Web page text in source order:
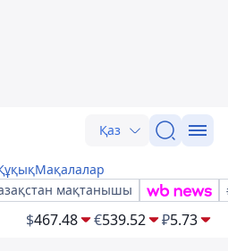
Қаз
Мақалалар
мақтанышы
$467.48 €539.52 ₽5.73